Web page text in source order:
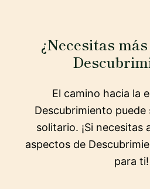
¿Necesitas
El camino hacia la
Descubrimiento
solitario. ¡Si necesitas
aspectos de
para ti!